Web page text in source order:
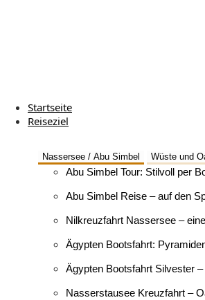
Startseite
Reiseziel
Nassersee / Abu Simbel Wüste und
Abu Simbel Tour: Stilvoll per
Abu Simbel Reise – auf den
Nilkreuzfahrt Nassersee –
Ägypten Bootsfahrt:
Ägypten Bootsfahrt Silvester
Nasserstausee Kreuzfahrt –